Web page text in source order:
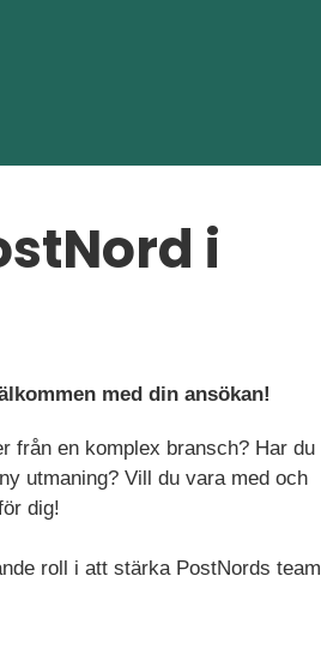
i
med din ansökan!
från en komplex bransch? Har du
utmaning? Vill du vara med och
dig!
roll i att stärka PostNords team